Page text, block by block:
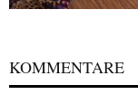
KOMMENTARE